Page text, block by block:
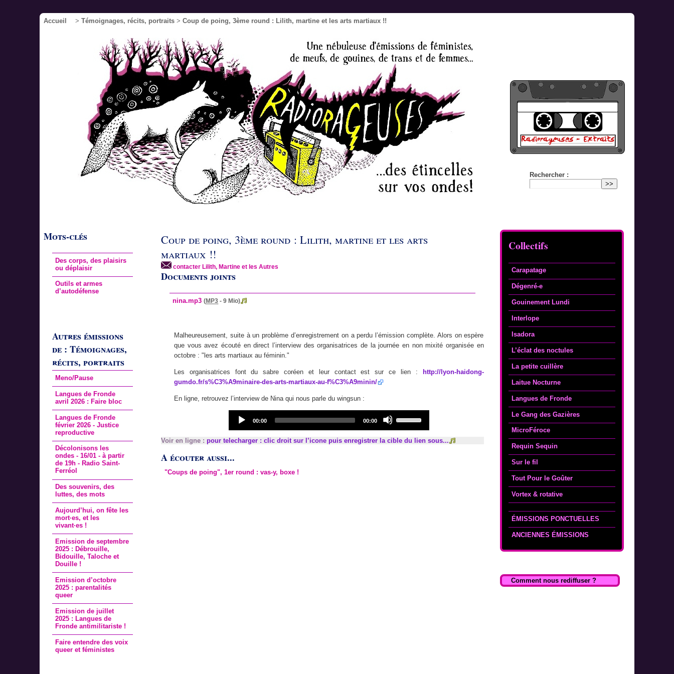
Accueil > Témoignages, récits, portraits > Coup de poing, 3ème round : Lilith, martine et les arts martiaux !!
Rechercher :
Collectifs
Carapatage
Dégenré-e
Gouinement Lundi
Interlope
Isadora
L’éclat des noctules
La petite cuillère
Laitue Nocturne
Langues de Fronde
Le Gang des Gazières
MicroFéroce
Requin Sequin
Sur le fil
Tout Pour le Goûter
Vortex & rotative
ÉMISSIONS PONCTUELLES
ANCIENNES ÉMISSIONS
Comment nous rediffuser ?
Mots-clés
Des corps, des plaisirs
ou déplaisir
Outils et armes
d’autodéfense
Autres émissions
de : Témoignages,
récits, portraits
Meno/Pause
Langues de Fronde
avril 2026 : Faire bloc
Langues de Fronde
février 2026 - Justice
reproductive
Décolonisons les
ondes - 16/01 - à partir
de 19h - Radio Saint-
Ferréol
Des souvenirs, des
luttes, des mots
Aujourd’hui, on fête les
mort·es, et les
vivant·es !
Emission de septembre
2025 : Débrouille,
Bidouille, Taloche et
Douille !
Emission d’octobre
2025 : parentalités
queer
Emission de juillet
2025 : Langues de
Fronde antimilitariste !
Faire entendre des voix
queer et féministes
Coup de poing, 3ème round : Lilith, martine et les arts
martiaux !!
contacter Lilith, Martine et les Autres
Documents joints
nina.mp3 (MP3 -9 Mio)
Malheureusement, suite à un problème d’enregistrement on a perdu l’émission complète. Alors on espère
que vous avez écouté en direct l’interview des organisatrices de la journée en non mixité organisée en
octobre : "les arts martiaux au féminin."
Les organisatrices font du sabre coréen et leur contact est sur ce lien :
http://lyon-haidong-
gumdo.fr/s%C3%A9minaire-des-arts-martiaux-au-f%C3%A9minin/
En ligne, retrouvez l’interview de Nina qui nous parle du wingsun :
Audio
Player
Current
00:00
Total
00:00
Up/Down
keys
Voir en ligne : pour telecharger : clic droit sur l’icone puis enregistrer la cible du lien sous...
A écouter aussi...
"Coups de poing", 1er round : vas-y, boxe !